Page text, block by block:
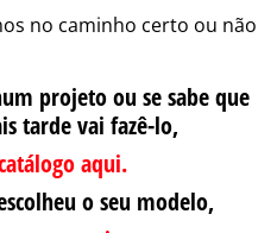
no caminho certo ou não
projeto ou se sabe que
tarde vai fazê-lo,
aqui.
o seu modelo,